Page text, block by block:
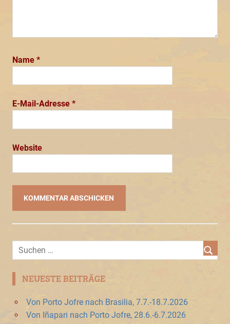
Name *
E-Mail-Adresse *
Website
NEUESTE BEITRÄGE
Von Porto Jofre nach Brasilia, 7.7.-18.7.2026
Von Iñapari nach Porto Jofre, 28.6.-6.7.2026